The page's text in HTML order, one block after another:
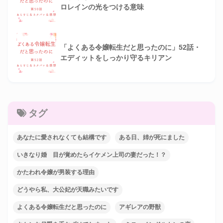
ロレインの光をつける意味
「よくある令嬢転生だと思ったのに」52話・
エディットをしっかり守るキリアン
タグ
あなたに愛されなくても結構です ある日、姉が死にました
いきなり婚 目が覚めたらイケメン上司の妻だった！？
かたわれ令嬢が男装する理由
どうやら私、大公妃が天職みたいです
よくある令嬢転生だと思ったのに アギレアの野獣